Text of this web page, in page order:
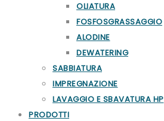
OLIATURA
FOSFOSGRASSAGGIO
ALODINE
DEWATERING
SABBIATURA
IMPREGNAZIONE
LAVAGGIO E SBAVATURA HP
PRODOTTI